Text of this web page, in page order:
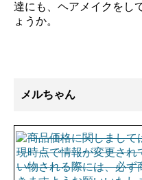
達にも、ヘアメイクをし
ょうか。
メルちゃん